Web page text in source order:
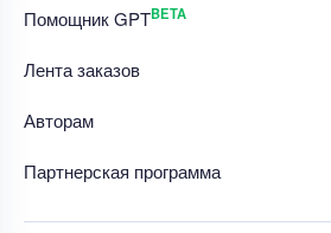
Помощник GPTBETA
Лента заказов
Авторам
Партнерская программа